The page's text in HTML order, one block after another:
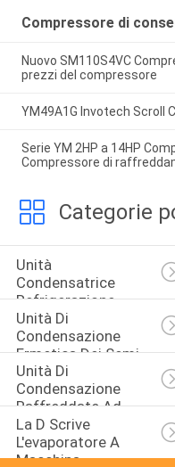
Compressore di
Nuovo SM110S4VC
prezzi del compressore
YM49A1G Invotech Scroll
Serie YM 2HP a 14HP
Compressore di
Categorie
Unità
Condensatrice
Refrigerazione
Unità Di
Condensazione
Ermetica Dei Semi
Unità Di
Condensazione
Raffreddate Ad
Acqua
La D Scrive
L'evaporatore A
Macchina